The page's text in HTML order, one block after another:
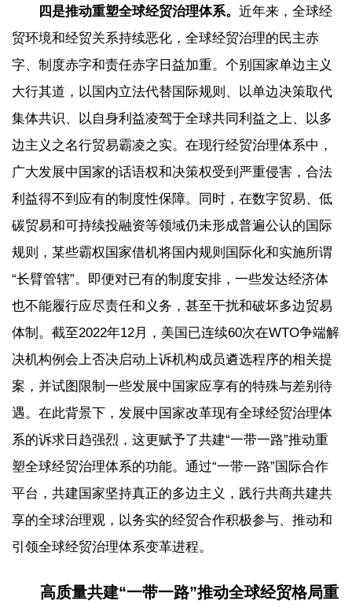
四是推动重塑全球经贸治理体系。 近年来，全球经
贸环境和经贸关系持续恶化，全球经贸治理的民主赤
字、制度赤字和责任赤字日益加重。个别国家单边主义
大行其道，以国内立法代替国际规则、以单边决策取代
集体共识、以自身利益凌驾于全球共同利益之上、以多
边主义之名行贸易霸凌之实。在现行经贸治理体系中，
广大发展中国家的话语权和决策权受到严重侵害，合法
利益得不到应有的制度性保障。同时，在数字贸易、低
碳贸易和可持续投融资等领域仍未形成普遍公认的国际
规则，某些霸权国家借机将国内规则国际化和实施所谓
“长臂管辖”。即便对已有的制度安排，一些发达经济体
也不能履行应尽责任和义务，甚至干扰和破坏多边贸易
体制。截至2022年12月，美国已连续60次在WTO争端解
决机构例会上否决启动上诉机构成员遴选程序的相关提
案，并试图限制一些发展中国家应享有的特殊与差别待
遇。在此背景下，发展中国家改革现有全球经贸治理体
系的诉求日趋强烈，这更赋予了共建“一带一路”推动重
塑全球经贸治理体系的功能。通过“一带一路”国际合作
平台，共建国家坚持真正的多边主义，践行共商共建共
享的全球治理观，以务实的经贸合作积极参与、推动和
引领全球经贸治理体系变革进程。
高质量共建“一带一路”推动全球经贸格局重